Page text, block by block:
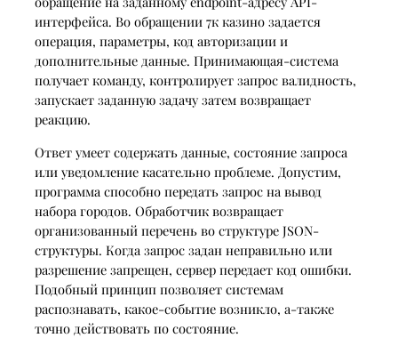
интерфейса. Во обращении 7к казино задается
операция, параметры, код авторизации и
дополнительные данные. Принимающая-система
получает команду, контролирует запрос валидность,
запускает заданную задачу затем возвращает
реакцию.
Ответ умеет содержать данные, состояние запроса
или уведомление касательно проблеме. Допустим,
программа способно передать запрос на вывод
набора городов. Обработчик возвращает
организованный перечень во структуре JSON-
структуры. Когда запрос задан неправильно или
разрешение запрещен, сервер передает код ошибки.
Подобный принцип позволяет системам
распознавать, какое-событие возникло, а-также
точно действовать по состояние.